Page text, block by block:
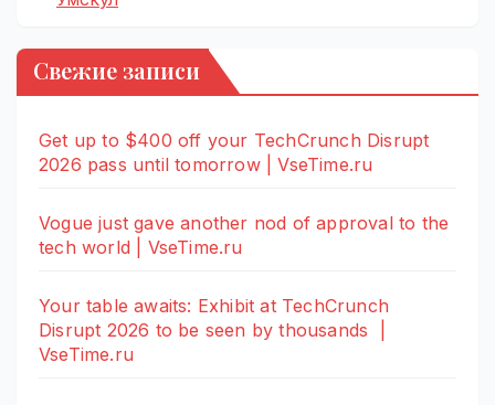
Свежие записи
Get up to $400 off your TechCrunch Disrupt
2026 pass until tomorrow | VseTime.ru
Vogue just gave another nod of approval to the
tech world | VseTime.ru
Your table awaits: Exhibit at TechCrunch
Disrupt 2026 to be seen by thousands |
VseTime.ru